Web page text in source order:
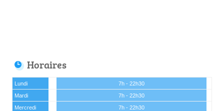
Horaires
Lundi
7h - 22h30
Mardi
7h - 22h30
Mercredi
7h - 22h30